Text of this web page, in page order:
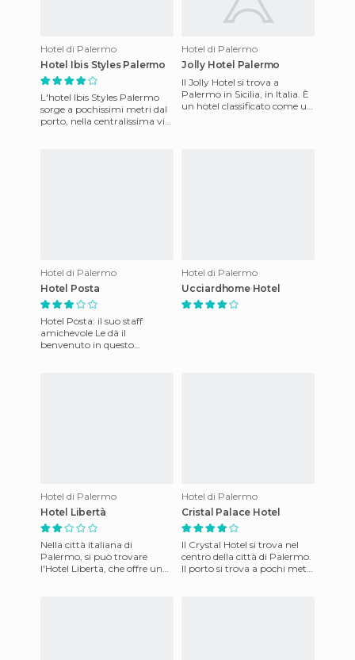
Hotel di Palermo
Hotel Ibis Styles Palermo
L'hotel Ibis Styles Palermo
sorge a pochissimi metri dal
porto, nella centralissima via
Hotel di Palermo
Jolly Hotel Palermo
Il Jolly Hotel si trova a
Palermo in Sicilia, in Italia. È
un hotel classificato come un
Hotel di Palermo
Hotel Posta
Hotel Posta: il suo staff
amichevole Le dà il
benvenuto in questo
Hotel di Palermo
Ucciardhome Hotel
Hotel di Palermo
Hotel Libertà
Nella città italiana di
Palermo, si può trovare
l'Hotel Liberta, che offre una
Hotel di Palermo
Cristal Palace Hotel
Il Crystal Hotel si trova nel
centro della città di Palermo.
Il porto si trova a pochi metri